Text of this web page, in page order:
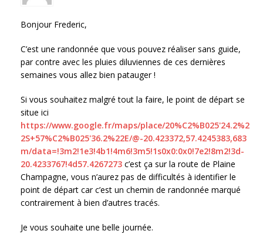
Bonjour Frederic,
C’est une randonnée que vous pouvez réaliser sans guide,
par contre avec les pluies diluviennes de ces dernières
semaines vous allez bien patauger !
Si vous souhaitez malgré tout la faire, le point de départ se
situe ici
https://www.google.fr/maps/place/20%C2%B025'24.2%2
2S+57%C2%B025'36.2%22E/@-20.423372,57.4245383,683
m/data=!3m2!1e3!4b1!4m6!3m5!1s0x0:0x0!7e2!8m2!3d-
20.4233767!4d57.4267273 c’est ça sur la route de Plaine
Champagne, vous n’aurez pas de difficultés à identifier le
point de départ car c’est un chemin de randonnée marqué
contrairement à bien d’autres tracés.
Je vous souhaite une belle journée.